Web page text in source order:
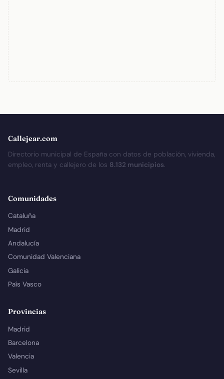
Callejear.com
Directorio municipal de España con datos de población, vivienda,
empleo, renta y callejero de los 8.132 municipios.
Comunidades
Cataluña
Madrid
Andalucía
Comunidad Valenciana
Galicia
País Vasco
Provincias
Madrid
Barcelona
Valencia
Sevilla